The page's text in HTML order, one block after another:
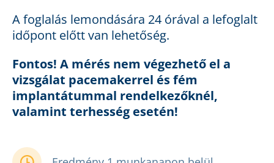
A foglalás lemondására 24 órával a lefoglalt
időpont előtt van lehetőség.
Fontos! A mérés nem végezhető el a
vizsgálat pacemakerrel és fém
implantátummal rendelkezőknél,
valamint terhesség esetén!